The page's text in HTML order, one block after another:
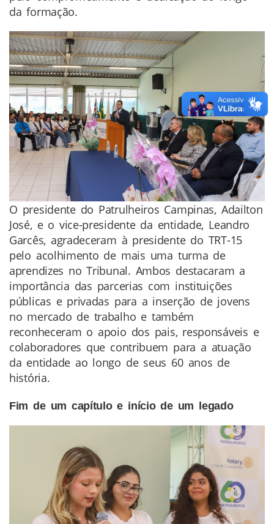
da formação.
O presidente do Patrulheiros Campinas, Adailton
José, e o vice-presidente da entidade, Leandro
Garcês, agradeceram à presidente do TRT-15
pelo acolhimento de mais uma turma de
aprendizes no Tribunal. Ambos destacaram a
importância das parcerias com instituições
públicas e privadas para a inserção de jovens
no mercado de trabalho e também
reconheceram o apoio dos pais, responsáveis e
colaboradores que contribuem para a atuação
da entidade ao longo de seus 60 anos de
história.
Fim de um capítulo e início de um legado